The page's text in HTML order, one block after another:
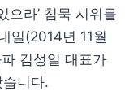
으라’ 침묵 시위를
일(2014년 11월
김성일 대표가
니다.